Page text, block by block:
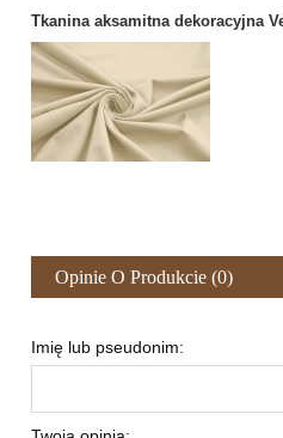
Tkanina aksamitna dekoracyjna
Opinie O Produkcie (0)
Imię lub pseudonim: